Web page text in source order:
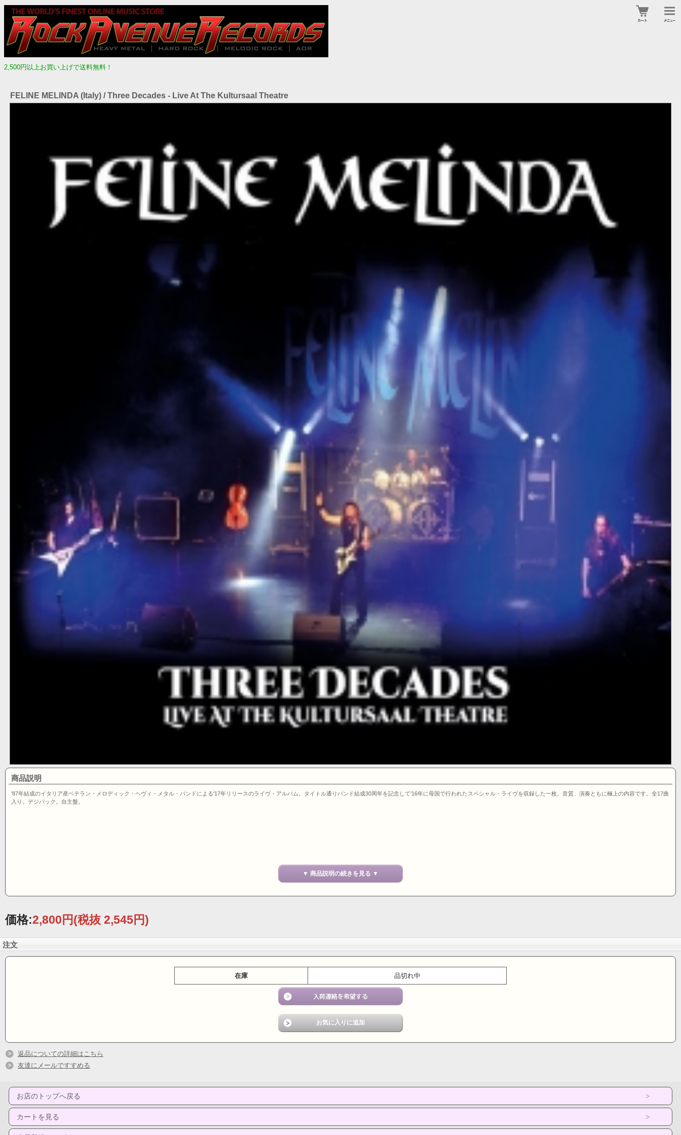
2,500円以上お買い上げで送料無料！
FELINE MELINDA (Italy) / Three Decades - Live At The Kultursaal Theatre
商品説明
'87年結成のイタリア産ベテラン・メロディック・ヘヴィ・メタル・バンドによる'17年リリースのライヴ・アルバム。タイトル通りバンド結成30周年を記念して'16年に母国で行われたスペシャル・ライヴを収録した一枚。音質、演奏ともに極上の内容です。全17曲
入り。デジパック。自主盤。
▼ 商品説明の続きを見る ▼
価格:2,800円(税抜 2,545円)
注文
在庫 品切れ中
返品についての詳細はこちら
友達にメールですすめる
お店のトップへ戻る
カートを見る